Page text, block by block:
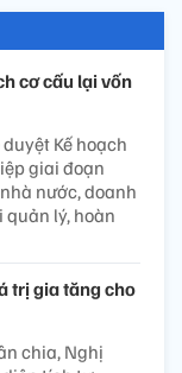
cơ cấu lại vốn
Kế hoạch
giai đoạn
nước, doanh
lý, hoàn
trị gia tăng cho
chia, Nghị